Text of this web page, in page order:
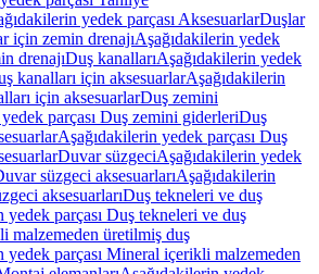
yedek parçası AksesuarlarDuşlar
için zemin drenajıAşağıdakilerin yedek
drenajıDuş kanallarıAşağıdakilerin yedek
kanalları için aksesuarlarAşağıdakilerin
için aksesuarlarDuş zemini
parçası Duş zemini giderleriDuş
Aşağıdakilerin yedek parçası Duş
Duvar süzgeciAşağıdakilerin yedek
süzgeci aksesuarlarıAşağıdakilerin
aksesuarlarıDuş tekneleri ve duş
yedek parçası Duş tekneleri ve duş
malzemeden üretilmiş duş
yedek parçası Mineral içerikli malzemeden